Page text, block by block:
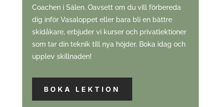
Coachen i Sälen. Oavsett om du vill förbereda
dig inför Vasaloppet eller bara bli en bättre
skidåkare, erbjuder vi kurser och privatlektioner
som tar din teknik till nya höjder. Boka idag och
upplev skillnaden!
BOKA LEKTION